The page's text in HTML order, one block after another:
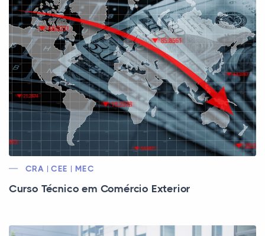
CRA | CEE | MEC
Curso Técnico em Comércio Exterior